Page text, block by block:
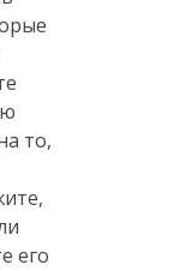
то,
его